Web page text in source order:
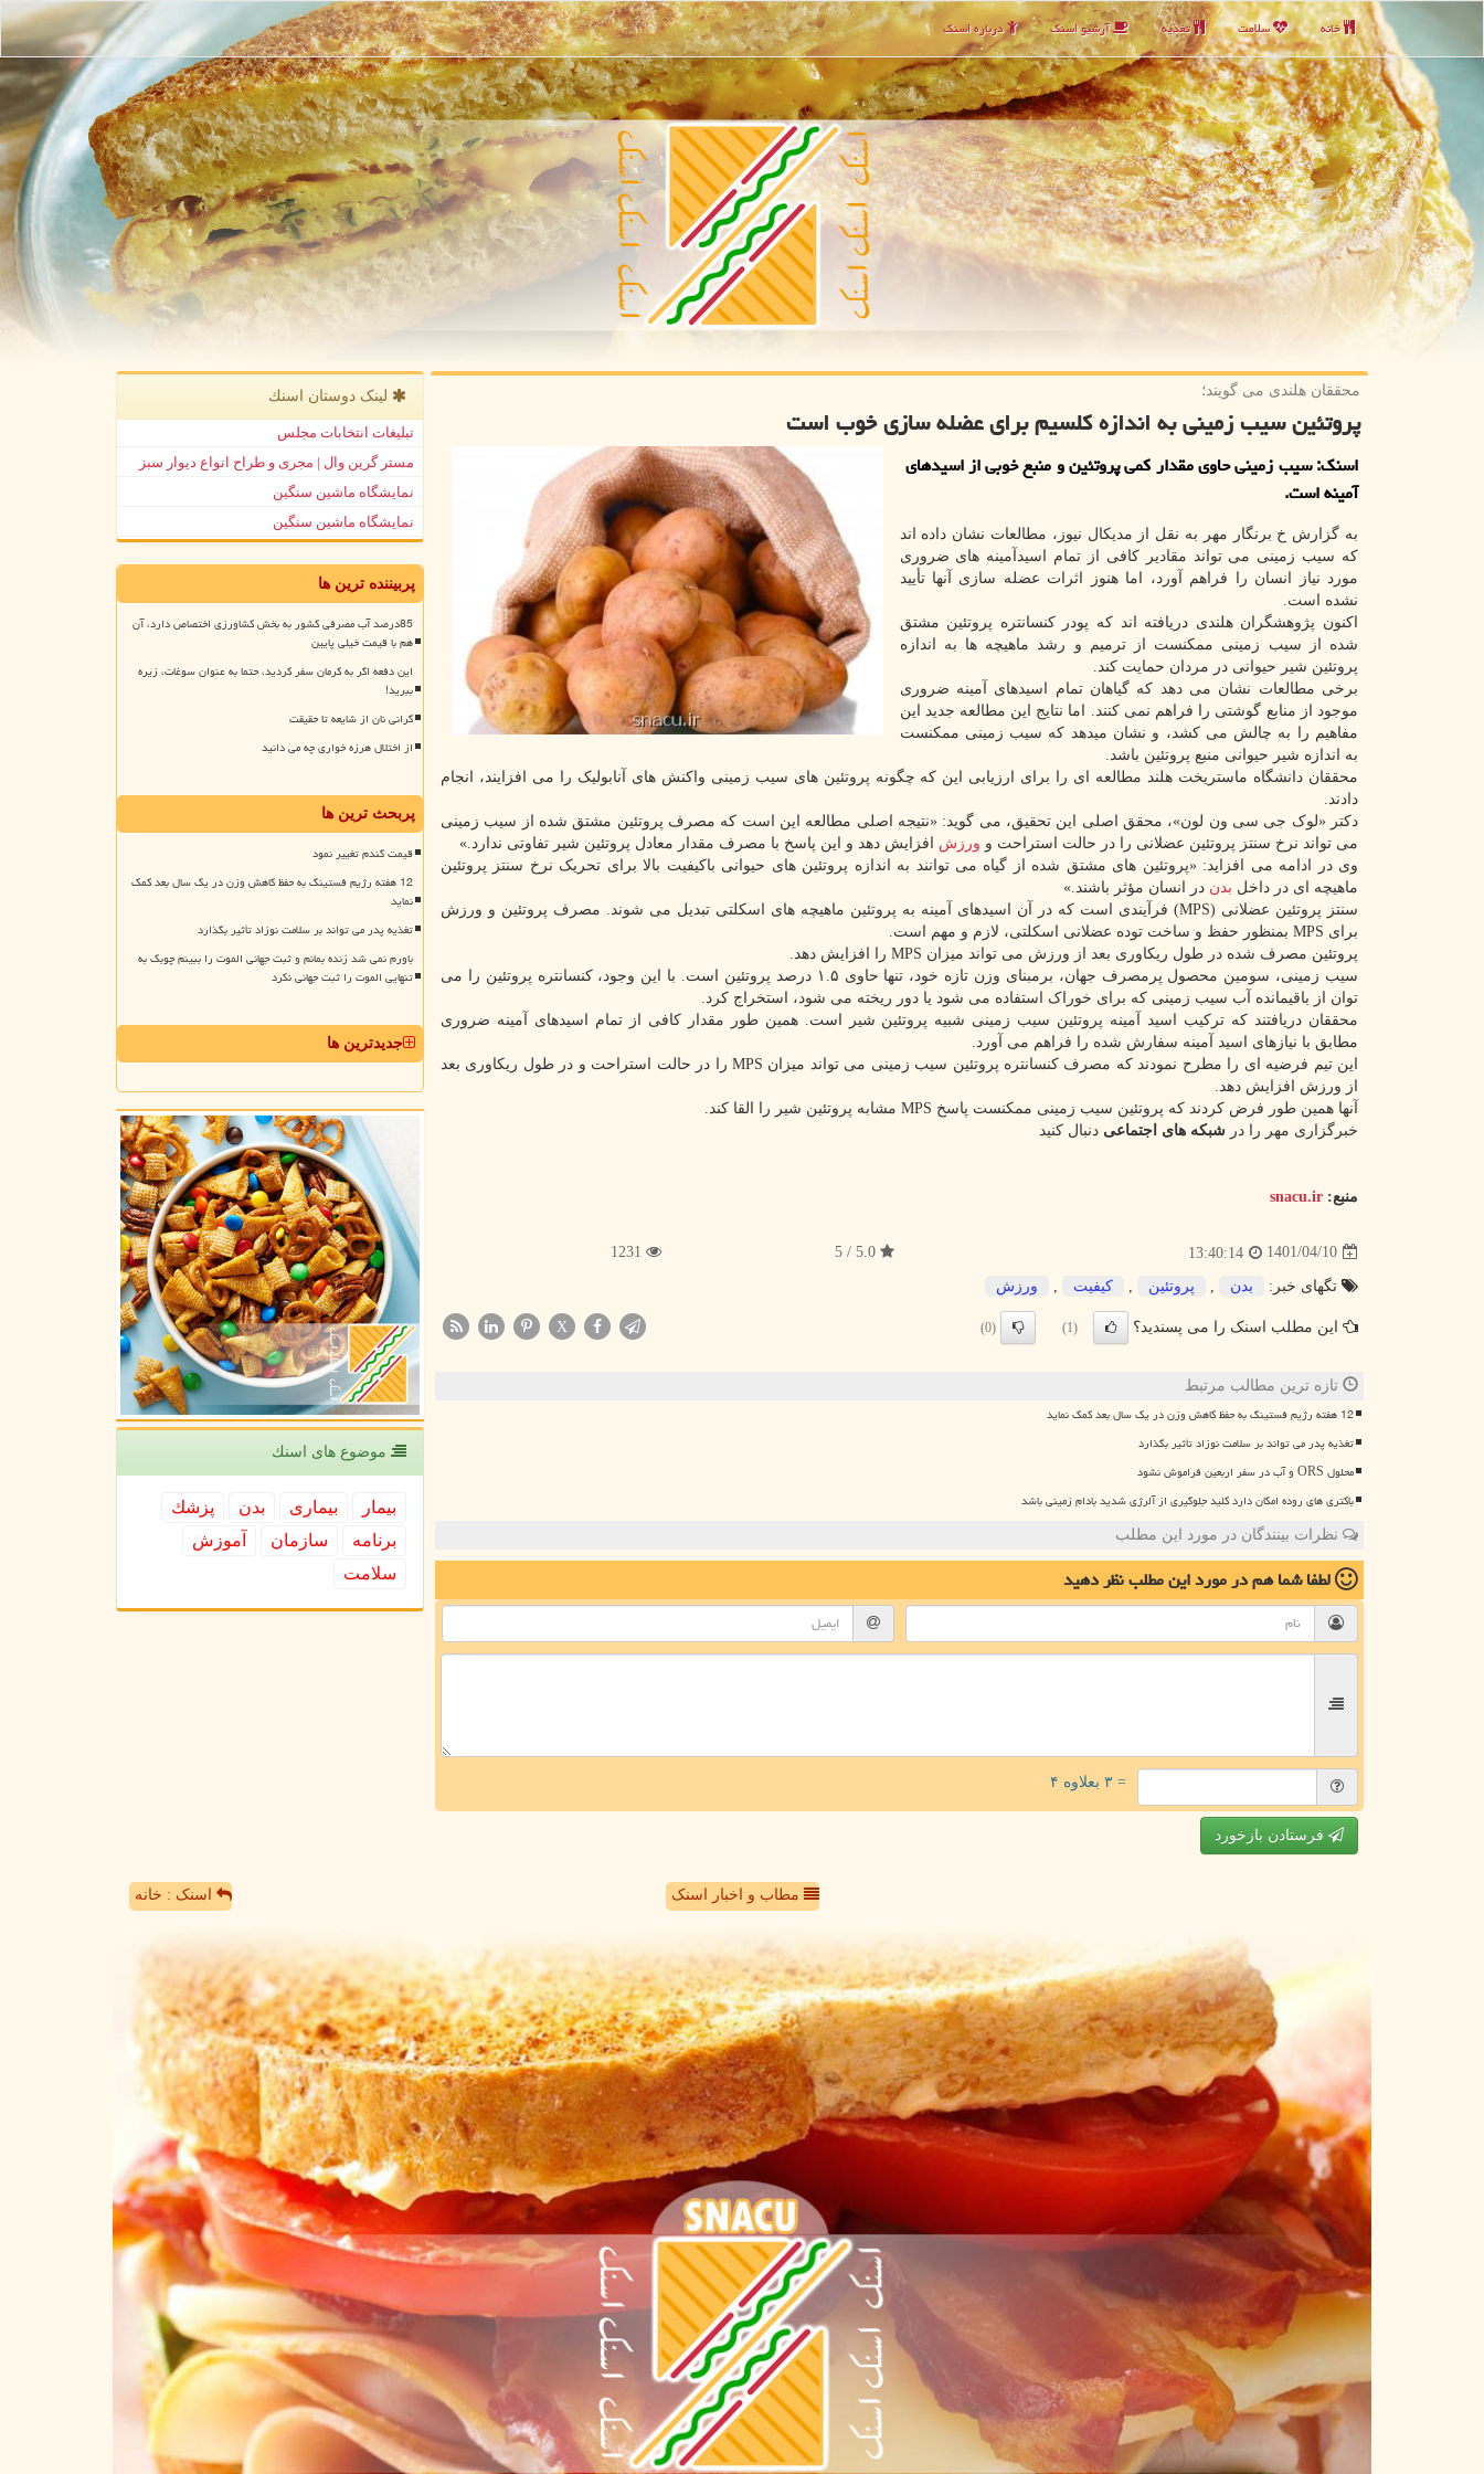
خانه سلامت تغذیه آرشیو اسنك درباره اسنك
محققان هلندی می گویند؛
پروتئین سیب زمینی به اندازه کلسیم برای عضله سازی خوب است
اسنک: سیب زمینی حاوی مقدار کمی پروتئین و منبع خوبی از اسیدهای
آمینه است.
به گزارش خ برنگار مهر به نقل از مدیکال نیوز، مطالعات نشان داده اند
که سیب زمینی می تواند مقادیر کافی از تمام اسیدآمینه های ضروری
مورد نیاز انسان را فراهم آورد، اما هنوز اثرات عضله سازی آنها تأیید
نشده است.
اکنون پژوهشگران هلندی دریافته اند که پودر کنسانتره پروتئین مشتق
شده از سیب زمینی ممکنست از ترمیم و رشد ماهیچه ها به اندازه
پروتئین شیر حیوانی در مردان حمایت کند.
برخی مطالعات نشان می دهد که گیاهان تمام اسیدهای آمینه ضروری
موجود از منابع گوشتی را فراهم نمی کنند. اما نتایج این مطالعه جدید این
مفاهیم را به چالش می کشد، و نشان میدهد که سیب زمینی ممکنست
به اندازه شیر حیوانی منبع پروتئین باشد.
محققان دانشگاه ماستریخت هلند مطالعه ای را برای ارزیابی این که چگونه پروتئین های سیب زمینی واکنش های آنابولیک را می افزایند، انجام
دادند.
دکتر «لوک جی سی ون لون»، محقق اصلی این تحقیق، می گوید: «نتیجه اصلی مطالعه این است که مصرف پروتئین مشتق شده از سیب زمینی
می تواند نرخ سنتز پروتئین عضلانی را در حالت استراحت و ورزش افزایش دهد و این پاسخ با مصرف مقدار معادل پروتئین شیر تفاوتی ندارد.»
وی در ادامه می افزاید: «پروتئین های مشتق شده از گیاه می توانند به اندازه پروتئین های حیوانی باکیفیت بالا برای تحریک نرخ سنتز پروتئین
ماهیچه ای در داخل بدن در انسان مؤثر باشند.»
سنتز پروتئین عضلانی (MPS) فرآیندی است که در آن اسیدهای آمینه به پروتئین ماهیچه های اسکلتی تبدیل می شوند. مصرف پروتئین و ورزش
برای MPS بمنظور حفظ و ساخت توده عضلانی اسکلتی، لازم و مهم است.
پروتئین مصرف شده در طول ریکاوری بعد از ورزش می تواند میزان MPS را افزایش دهد.
سیب زمینی، سومین محصول پرمصرف جهان، برمبنای وزن تازه خود، تنها حاوی ۱.۵ درصد پروتئین است. با این وجود، کنسانتره پروتئین را می
توان از باقیمانده آب سیب زمینی که برای خوراک استفاده می شود یا دور ریخته می شود، استخراج کرد.
محققان دریافتند که ترکیب اسید آمینه پروتئین سیب زمینی شبیه پروتئین شیر است. همین طور مقدار کافی از تمام اسیدهای آمینه ضروری
مطابق با نیازهای اسید آمینه سفارش شده را فراهم می آورد.
این تیم فرضیه ای را مطرح نمودند که مصرف کنسانتره پروتئین سیب زمینی می تواند میزان MPS را در حالت استراحت و در طول ریکاوری بعد
از ورزش افزایش دهد.
آنها همین طور فرض کردند که پروتئین سیب زمینی ممکنست پاسخ MPS مشابه پروتئین شیر را القا کند.
خبرگزاری مهر را در شبکه های اجتماعی دنبال کنید
منبع: snacu.ir
1401/04/10
13:40:14
5.0 / 5
1231
تگهای خبر: بدن پروتئین كیفیت ورزش
این مطلب اسنک را می پسندید؟ (1)
(0)
X
تازه ترین مطالب مرتبط
12 هفته رژیم فستینگ به حفظ کاهش وزن در یک سال بعد کمک نماید
تغذیه پدر می تواند بر سلامت نوزاد تأثیر بگذارد
محلول ORS و آب در سفر اربعین فراموش نشود
باکتری های روده امکان دارد کلید جلوگیری از آلرژی شدید بادام زمینی باشد
نظرات بینندگان در مورد این مطلب
لطفا شما همدر مورد این مطلبنظر دهید
= ۳ بعلاوه ۴
فرستادن بازخورد
لینک دوستان اسنك
تبلیغات انتخابات مجلس
مستر گرین وال | مجری و طراح انواع دیوار سبز
نمایشگاه ماشین سنگین
نمایشگاه ماشین سنگین
پربیننده ترین ها
85درصد آب مصرفی کشور به بخش کشاورزی اختصاص دارد، آن
هم با قیمت خیلی پایین
این دفعه اگر به کرمان سفر کردید، حتما به عنوان سوغات، زیره
ببرید!
گرانی نان از شایعه تا حقیقت
از اختلال هرزه خواری چه می دانید
پربحث ترین ها
قیمت گندم تغییر نمود
12 هفته رژیم فستینگ به حفظ کاهش وزن در یک سال بعد کمک
نماید
تغذیه پدر می تواند بر سلامت نوزاد تأثیر بگذارد
باورم نمی شد زنده بمانم و ثبت جهانی الموت را ببینم چوبک به
تنهایی الموت را ثبت جهانی نکرد
جدیدترین ها
موضوع های اسنك
بیمار بیماری بدن
پزشك
برنامه
سازمان
آموزش
سلامت
مطاب و اخبار اسنک اسنک : خانه